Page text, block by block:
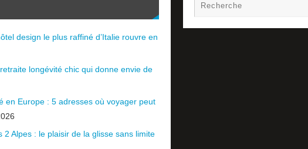
design le plus raffiné d’Italie rouvre en
longévité chic qui donne envie de
en Europe : 5 adresses où voyager peut
2 Alpes : le plaisir de la glisse sans limite